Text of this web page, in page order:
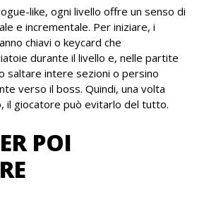
like, ogni livello offre un senso di
e incrementale. Per iniziare, i
chiavi o keycard che
durante il livello e, nelle partite
saltare intere sezioni o persino
verso il boss. Quindi, una volta
il giocatore può evitarlo del tutto.
POI